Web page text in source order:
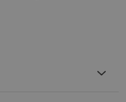
Rosin Elodie, biedt
combineert